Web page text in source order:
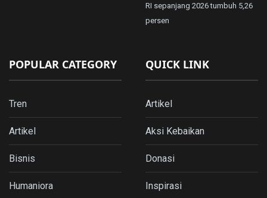
RI sepanjang 2026 tumbuh 5,26
persen
POPULAR CATEGORY
Tren
Artikel
Bisnis
Humaniora
QUICK LINK
Artikel
Aksi Kebaikan
Donasi
Inspirasi